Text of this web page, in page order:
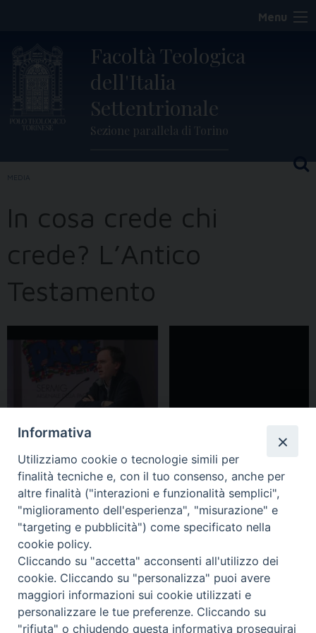
content
Menu
Facoltà Teologica
dell'Italia
Settentrionale
Sezione parallela di Torino
MEDIA
In cosa crede chi
crede? L’Antico
Testamento
Torino, Sermig, 27 febbraio 2018
Informativa
Utilizziamo cookie o tecnologie simili per
finalità tecniche e, con il tuo consenso, anche per
altre finalità ("interazioni e funzionalità semplici",
"miglioramento dell'esperienza", "misurazione" e
"targeting e pubblicità") come specificato nella
cookie policy.
Cliccando su "accetta" acconsenti all'utilizzo dei
cookie. Cliccando su "personalizza" puoi avere
maggiori informazioni sui cookie utilizzati e
personalizzare le tue preferenze. Cliccando su
"rifiuta" o chiudendo questa informativa proseguirai